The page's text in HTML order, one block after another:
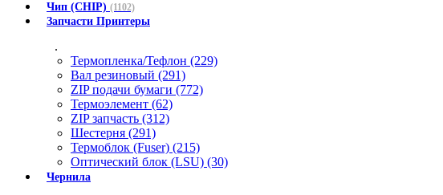
Чип (CHIP) (1102)
Запчасти Принтеры
.
Термопленка/Тефлон (229)
Вал резиновый (291)
ZIP подачи бумаги (772)
Термоэлемент (62)
ZIP запчасть (312)
Шестерня (291)
Термоблок (Fuser) (215)
Оптический блок (LSU) (30)
Чернила